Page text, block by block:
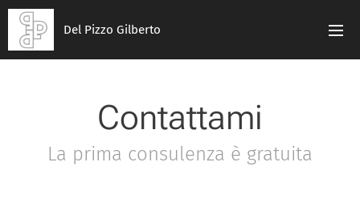
Del Pizzo Gilberto
Contattami
La prima consulenza è gratuita